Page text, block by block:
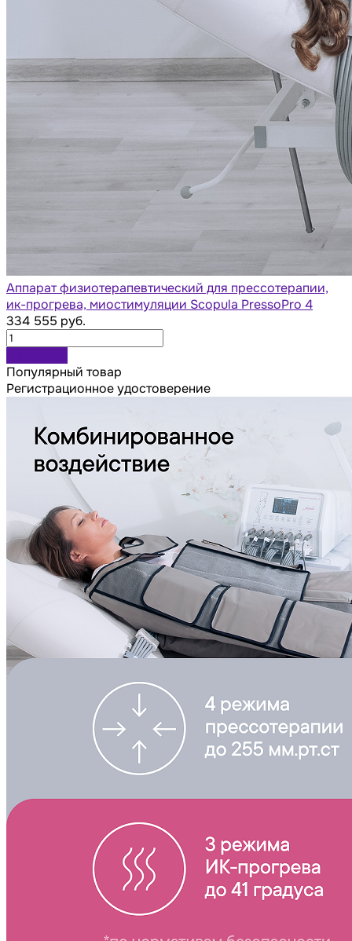
Аппарат физиотерапевтический для прессотерапии,
ик-прогрева, миостимуляции Scopula PressoPro 4
334 555 руб.
Популярный товар
Регистрационное удостоверение